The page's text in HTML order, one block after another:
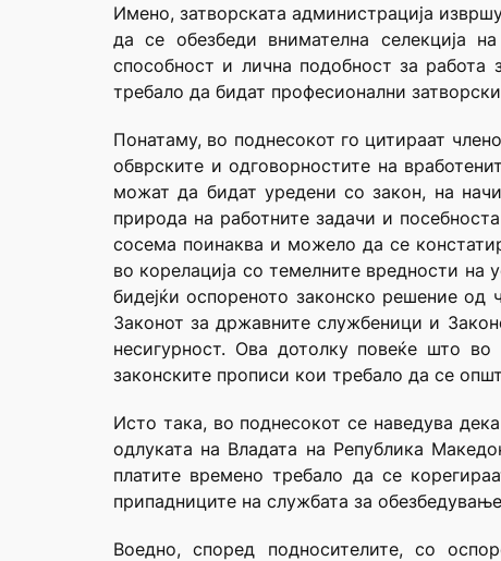
Имено, затворската администрација
да се обезбеди внимателна селекција
способност и лична подобност за работа
требало да бидат професионални
Понатаму, во поднесокот го цитираат
обврските и одговорностите на
можат да бидат уредени со закон, на
природа на работните задачи и
сосема поинаква и можело да се
во корелација со темелните вредности на
бидејќи оспореното законско решение
Законот за државните службеници и
несигурност. Ова дотолку повеќе што
законските прописи кои требало да се
Исто така, во поднесокот се наведува
одлуката на Владата на Република
платите времено требало да се
припадниците на службата за
Воедно, според подносителите, со